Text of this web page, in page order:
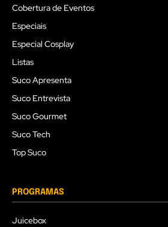
Cobertura de Eventos
Especiais
Especial Cosplay
Listas
Suco Apresenta
Suco Entrevista
Suco Gourmet
Suco Tech
Top Suco
PROGRAMAS
Juicebox